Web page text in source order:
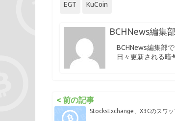
EGT KuCoin
BCHNews編集部
BCHNews編集部で
日々更新される暗
< 前の記事
StocksExchange、X3Cのスワ